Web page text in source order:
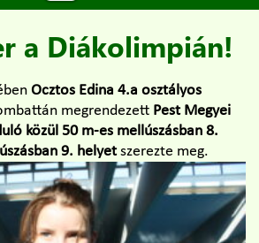
a Diákolimpián!
Ocztos Edina 4.a osztályos
megrendezett Pest Megyei
közül 50 m-es mellúszásban 8.
9. helyetszerezte meg.